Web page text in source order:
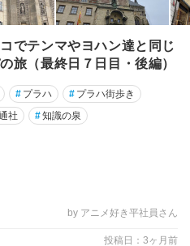
でテンマやヨハン達と同じ
旅（最終日７日目・後編）
# プラハ # プラハ街歩き
社 #知識の泉
by アニメ好き平社員さん
投稿日：3ヶ月前